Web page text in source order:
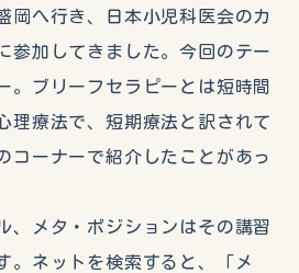
へ行き、日本小児科医会のカ
参加してきました。今回のテー
。ブリーフセラピーとは短時間
理療法で、短期療法と訳されて
コーナーで紹介したことがあっ
、メタ・ポジションはその講習
。ネットを検索すると、「メ